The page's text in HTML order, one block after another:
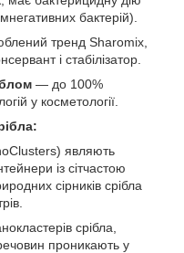
бактерій).
тренд Sharomix,
і стабілізатор.
— до 100%
у косметології.
являють
із сітчастою
сірників срібла
срібла,
проникають у